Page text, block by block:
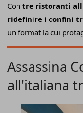
Con tre ristoranti
ridefinire i confini
un format la cui
dall'idea di quattro
preparata con 7
ogni momento della
Assassina
all'italiana
pugliese